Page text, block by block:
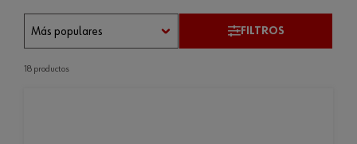
FILTROS
18 productos